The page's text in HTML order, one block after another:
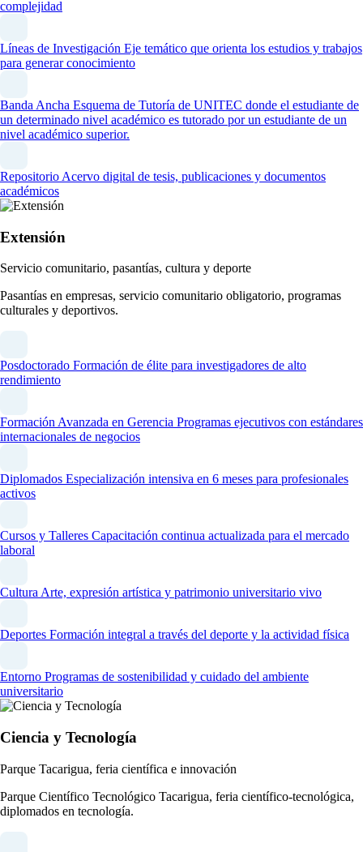
complejidad
Líneas de Investigación Eje temático que orienta los estudios y trabajos
para generar conocimiento
Banda Ancha Esquema de Tutoría de UNITEC donde el estudiante de
un determinado nivel académico es tutorado por un estudiante de un
nivel académico superior.
Repositorio Acervo digital de tesis, publicaciones y documentos
académicos
Extensión
Servicio comunitario, pasantías, cultura y deporte
Pasantías en empresas, servicio comunitario obligatorio, programas
culturales y deportivos.
Posdoctorado Formación de élite para investigadores de alto
rendimiento
Formación Avanzada en Gerencia Programas ejecutivos con estándares
internacionales de negocios
Diplomados Especialización intensiva en 6 meses para profesionales
activos
Cursos y Talleres Capacitación continua actualizada para el mercado
laboral
CulturaArte, expresión artística y patrimonio universitario vivo
Deportes Formación integral a través del deporte y la actividad física
Entorno Programas de sostenibilidad y cuidado del ambiente
universitario
Ciencia y Tecnología
Parque Tacarigua, feria científica e innovación
Parque Científico Tecnológico Tacarigua, feria científico-tecnológica,
diplomados en tecnología.